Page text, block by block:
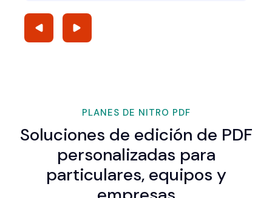
PLANES DE NITRO PDF
Soluciones de edición de PDF
personalizadas para
particulares, equipos y